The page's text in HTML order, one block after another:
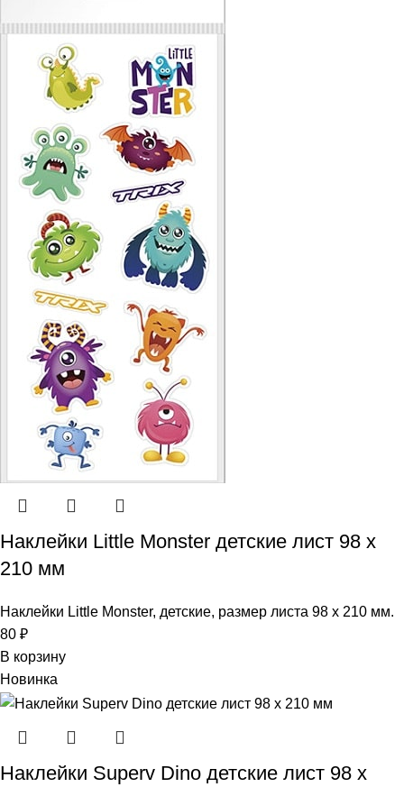
Наклейки Little Monster детские лист 98 х
210 мм
Наклейки Little Monster, детские, размер листа 98 х 210 мм.
80 ₽
В корзину
Новинка
Наклейки Superv Dino детские лист 98 х